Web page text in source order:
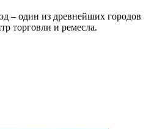
– один из древнейших городов
торговли и ремесла.